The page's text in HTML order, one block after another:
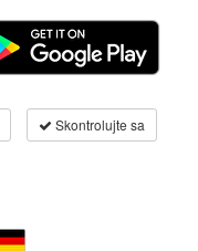
Skontrolujte sa